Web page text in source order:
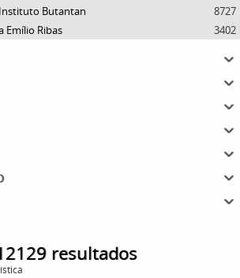
Butantan
8727
Emílio Ribas
3402
resultados